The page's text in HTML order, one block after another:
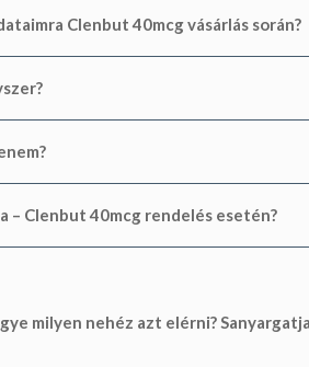
Clenbut 40mcg vásárlás során?
– Clenbut 40mcg rendelés esetén?
milyen nehéz azt elérni?